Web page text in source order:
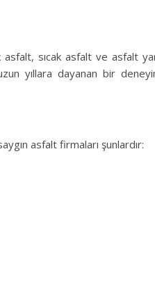
asfalt, sıcak asfalt ve asfalt
yıllara dayanan bir
asfalt firmaları şunlardır: